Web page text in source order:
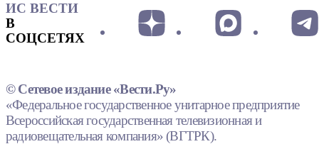
ИС ВЕСТИ
В
СОЦСЕТЯХ
© Сетевое издание «Вести.Ру»
«Федеральное государственное унитарное предприятие
Всероссийская государственная телевизионная и
радиовещательная компания» (ВГТРК).